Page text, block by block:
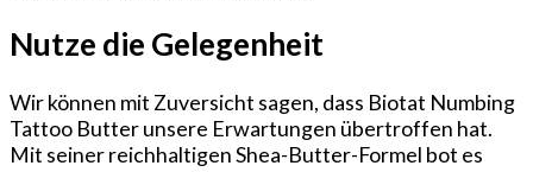
Nutze die Gelegenheit
Wir können mit Zuversicht sagen, dass Biotat Numbing
Tattoo Butter unsere Erwartungen übertroffen hat.
Mit seiner reichhaltigen Shea-Butter-Formel bot es